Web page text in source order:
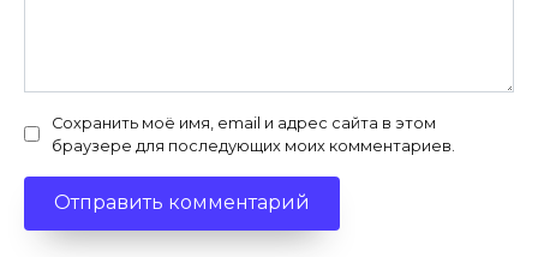
Сохранить моё имя, email и адрес сайта в этом
браузере для последующих моих комментариев.